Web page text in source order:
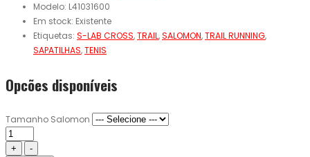
Modelo: L41031600
Em stock: Existente
Etiquetas: S-LAB CROSS,TRAIL,SALOMON,TRAIL RUNNING,
SAPATILHAS,TENIS
Opcões disponíveis
Tamanho Salomon